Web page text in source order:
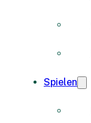
Spielen